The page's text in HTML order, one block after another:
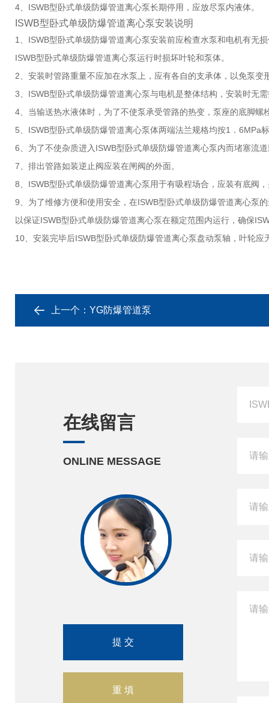
4、ISWB型卧式单级防爆管道离心泵长期停用，应放尽泵内液体。
ISWB型卧式单级防爆管道离心泵安装说明
1、ISWB型卧式单级防爆管道离心泵安装前应检查水泵和电机有无
ISWB型卧式单级防爆管道离心泵运行时损坏叶轮和泵体。
2、安装时管路重量不应加在水泵上，应有各自的支承体，以免泵变
3、ISWB型卧式单级防爆管道离心泵与电机是整体结构，安装时无
4、当输送热水液体时，为了不使泵承受管路的热变，泵座的底脚
5、ISWB型卧式单级防爆管道离心泵体两端法兰规格均按1．6MPa
6、为了不使杂质进入ISWB型卧式单级防爆管道离心泵内而堵塞流
7、排出管路如装逆止阀应装在闸阀的外面。
8、ISWB型卧式单级防爆管道离心泵用于有吸程场合，应装有底阀
9、为了维修方便和使用安全，在ISWB型卧式单级防爆管道离心泵
以保证ISWB型卧式单级防爆管道离心泵在额定范围内运行，确保
10、安装完毕后ISWB型卧式单级防爆管道离心泵盘动泵轴，叶轮应
上一个： YG防爆管道泵
在线留言
ONLINE MESSAGE